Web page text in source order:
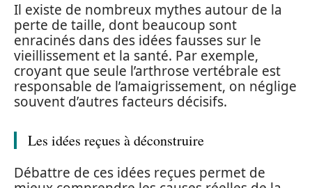
Il existe de nombreux mythes autour de la
perte de taille, dont beaucoup sont
enracinés dans des idées fausses sur le
vieillissement et la santé. Par exemple,
croyant que seule l’arthrose vertébrale est
responsable de l’amaigrissement, on néglige
souvent d’autres facteurs décisifs.
Les idées reçues à déconstruire
Débattre de ces idées reçues permet de